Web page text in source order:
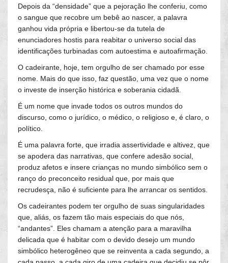
Depois da “densidade” que a pejoração lhe conferiu, como
o sangue que recobre um bebê ao nascer, a palavra
ganhou vida própria e libertou-se da tutela de
enunciadores hostis para reabitar o universo social das
identificações turbinadas com autoestima e autoafirmação.
O cadeirante, hoje, tem orgulho de ser chamado por esse
nome. Mais do que isso, faz questão, uma vez que o nome
o investe de inserção histórica e soberania cidadã.
É um nome que invade todos os outros mundos do
discurso, como o jurídico, o médico, o religioso e, é claro, o
político.
É uma palavra forte, que irradia assertividade e altivez, que
se apodera das narrativas, que confere adesão social,
produz afetos e insere crianças no mundo simbólico sem o
ranço do preconceito residual que, por mais que
recrudesça, não é suficiente para lhe arrancar os sentidos.
Os cadeirantes podem ter orgulho de suas singularidades
que, aliás, os fazem tão mais especiais do que nós,
“andantes”. Eles chamam a atenção para a maravilha
delicada que é habitar com o devido desejo um mundo
simbólico heterogêneo que se reinventa a cada segundo, a